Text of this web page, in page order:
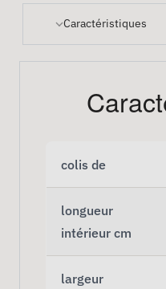
Caractéristiques
colis de
longueur
intérieur cm
largeur